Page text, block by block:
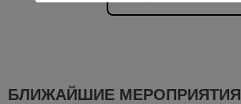
БЛИЖАЙШИЕ МЕРОПРИЯТИЯ